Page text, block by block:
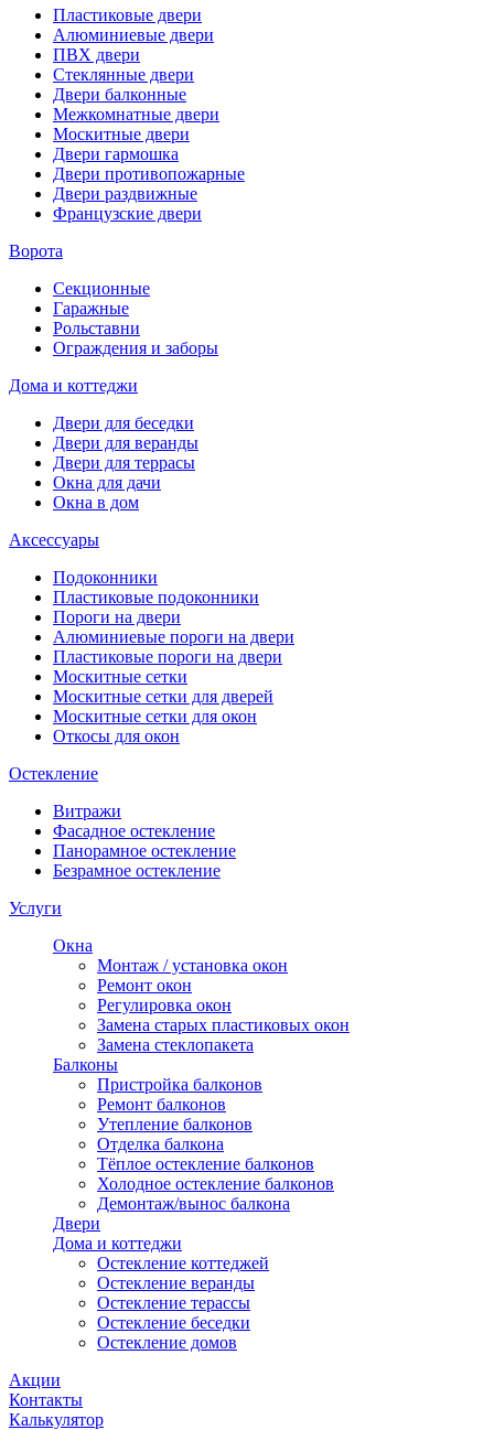
Пластиковые двери
Алюминиевые двери
ПВХ двери
Стеклянные двери
Двери балконные
Межкомнатные двери
Москитные двери
Двери гармошка
Двери противопожарные
Двери раздвижные
Французские двери
Ворота
Секционные
Гаражные
Рольставни
Ограждения и заборы
Дома и коттеджи
Двери для беседки
Двери для веранды
Двери для террасы
Окна для дачи
Окна в дом
Аксессуары
Подоконники
Пластиковые подоконники
Пороги на двери
Алюминиевые пороги на двери
Пластиковые пороги на двери
Москитные сетки
Москитные сетки для дверей
Москитные сетки для окон
Откосы для окон
Остекление
Витражи
Фасадное остекление
Панорамное остекление
Безрамное остекление
Услуги
Окна
Монтаж / установка окон
Ремонт окон
Регулировка окон
Замена старых пластиковых окон
Замена стеклопакета
Балконы
Пристройка балконов
Ремонт балконов
Утепление балконов
Отделка балкона
Тёплое остекление балконов
Холодное остекление балконов
Демонтаж/вынос балкона
Двери
Дома и коттеджи
Остекление коттеджей
Остекление веранды
Остекление терассы
Остекление беседки
Остекление домов
Акции
Контакты
Калькулятор